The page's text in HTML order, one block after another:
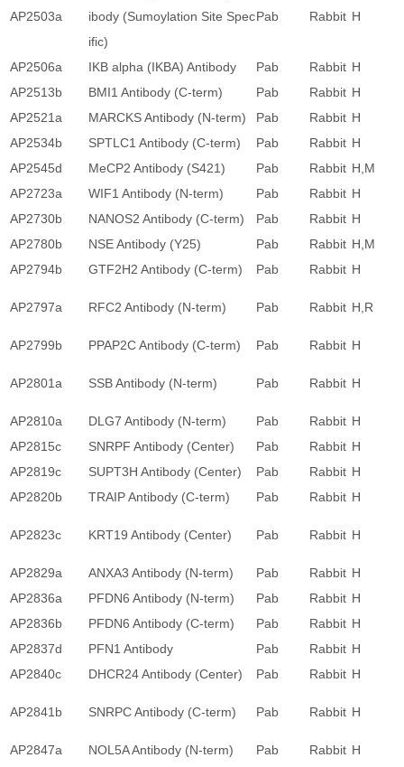
AP2503a
ibody (Sumoylation Site Spec
ific)
Pab Rabbit H
AP2506a IKB alpha (IKBA) Antibody Pab Rabbit H
AP2513b
BMI1 Antibody (C-term) Pab Rabbit H
AP2521a
MARCKS Antibody (N-term) Pab Rabbit H
AP2534b
SPTLC1 Antibody (C-term) Pab Rabbit H
AP2545d
MeCP2 Antibody (S421) Pab Rabbit H,M
AP2723a
WIF1 Antibody (N-term) Pab Rabbit H
AP2730b
NANOS2 Antibody (C-term) Pab Rabbit H
AP2780b
NSE Antibody (Y25) Pab Rabbit H,M
AP2794b
GTF2H2 Antibody (C-term) Pab Rabbit H
AP2797a RFC2 Antibody (N-term) Pab Rabbit H,R
AP2799b PPAP2C Antibody (C-term) Pab Rabbit H
AP2801a SSB Antibody (N-term) Pab Rabbit H
AP2810a DLG7 Antibody (N-term) Pab Rabbit H
AP2815c
SNRPF Antibody (Center) Pab Rabbit H
AP2819c
SUPT3H Antibody (Center) Pab Rabbit H
AP2820b
TRAIP Antibody (C-term) Pab Rabbit H
AP2823c KRT19 Antibody (Center) Pab Rabbit H
AP2829a ANXA3 Antibody (N-term) Pab Rabbit H
AP2836a
PFDN6 Antibody (N-term) Pab Rabbit H
AP2836b
PFDN6 Antibody (C-term) Pab Rabbit H
AP2837d
PFN1 Antibody Pab Rabbit H
AP2840c
DHCR24 Antibody (Center) Pab Rabbit H
AP2841b SNRPC Antibody (C-term) Pab Rabbit H
AP2847a NOL5A Antibody (N-term) Pab Rabbit H